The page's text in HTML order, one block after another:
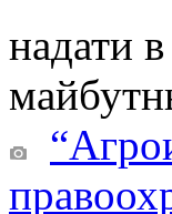
надати